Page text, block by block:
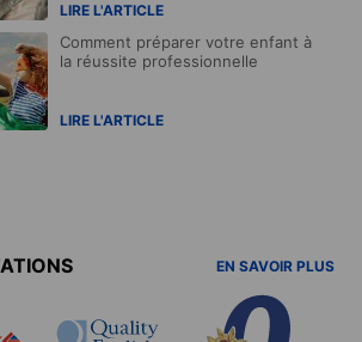
LIRE L'ARTICLE
Comment préparer votre enfant à
la réussite professionnelle
LIRE L'ARTICLE
EN SAVOIR PLUS